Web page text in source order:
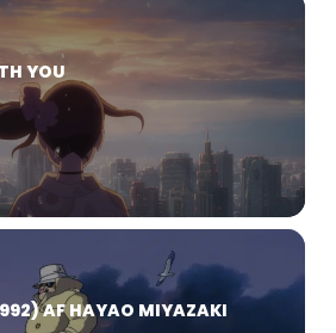
YOU
AF HAYAO MIYAZAKI